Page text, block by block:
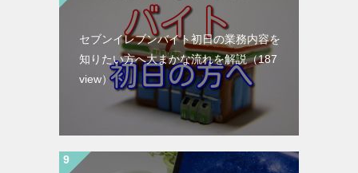
セブンイレブンバイト初日の業務内容を
知りたい方へ大まかな流れを解説（187
view）